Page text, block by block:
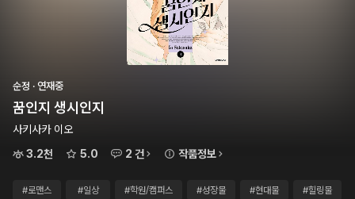
순정 · 연재중
꿈인지 생시인지
사키사카 이오
3.2천
5.0 2 건 작품정보
#로맨스 #일상 #학원/캠퍼스 #성장물 #현대물 #힐링물